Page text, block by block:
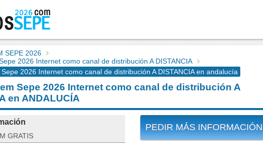
SEPE 2026
2026 Internet como canal de distribución A DISTANCIA
2026 Internet como canal de distribución A DISTANCIA en andalucía
Sepe 2026 Internet como canal de distribución A
en ANDALUCÍA
PEDIR MÁS INFORMACIÓN
GRATIS